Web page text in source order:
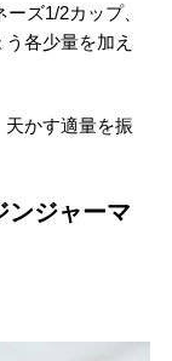
ズ1/2カップ、
各少量を加え
天かす適量を振
ンジャーマ